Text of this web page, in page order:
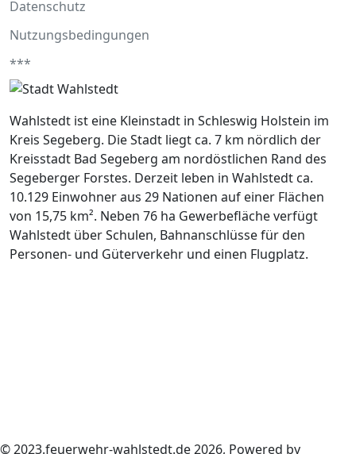
Datenschutz
Nutzungsbedingungen
***
Wahlstedt ist eine Kleinstadt in Schleswig Holstein im
Kreis Segeberg. Die Stadt liegt ca. 7 km nördlich der
Kreisstadt Bad Segeberg am nordöstlichen Rand des
Segeberger Forstes. Derzeit leben in Wahlstedt ca.
10.129 Einwohner aus 29 Nationen auf einer Flächen
von 15,75 km². Neben 76 ha Gewerbefläche verfügt
Wahlstedt über Schulen, Bahnanschlüsse für den
Personen- und Güterverkehr und einen Flugplatz.
© 2023.feuerwehr-wahlstedt.de 2026, Powered by